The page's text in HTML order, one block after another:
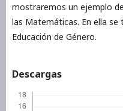
mostraremos un ejemplo
las Matemáticas. En ella
Educación de Género.
Descargas